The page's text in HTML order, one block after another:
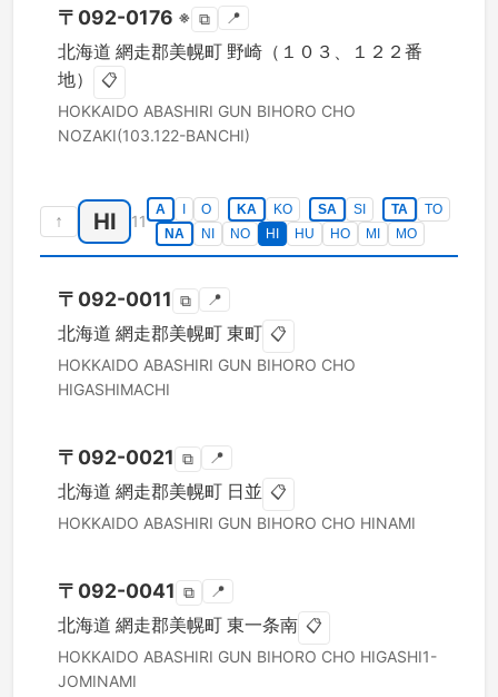
〒 092-0176 ※ ⧉ 📍
北海道 網走郡美幌町 野崎（１０３、１２２番
地）
📋
HOKKAIDO ABASHIRI GUN BIHORO CHO
NOZAKI(103.122-BANCHI)
↑ HI 11
A O KA KO SA SI TA
TO
NA
NI NO HI HU HO MI MO
〒 092-0011 ⧉ 📍
北海道 網走郡美幌町 東町 📋
HOKKAIDO ABASHIRI GUN BIHORO CHO
HIGASHIMACHI
〒 092-0021 ⧉ 📍
北海道 網走郡美幌町 日並 📋
HOKKAIDO ABASHIRI GUN BIHORO CHO HINAMI
〒 092-0041 ⧉ 📍
北海道 網走郡美幌町 東一条南 📋
HOKKAIDO ABASHIRI GUN BIHORO CHO HIGASHI1-
JOMINAMI